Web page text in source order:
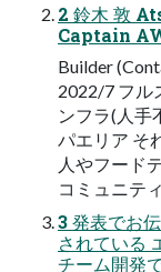
2 鈴木 敦
Captain
Builder
2022/7 フル
ンフラ(人手
パエリア そ
人やフード
コミュニテ
3 発表でお
されている
チーム開発